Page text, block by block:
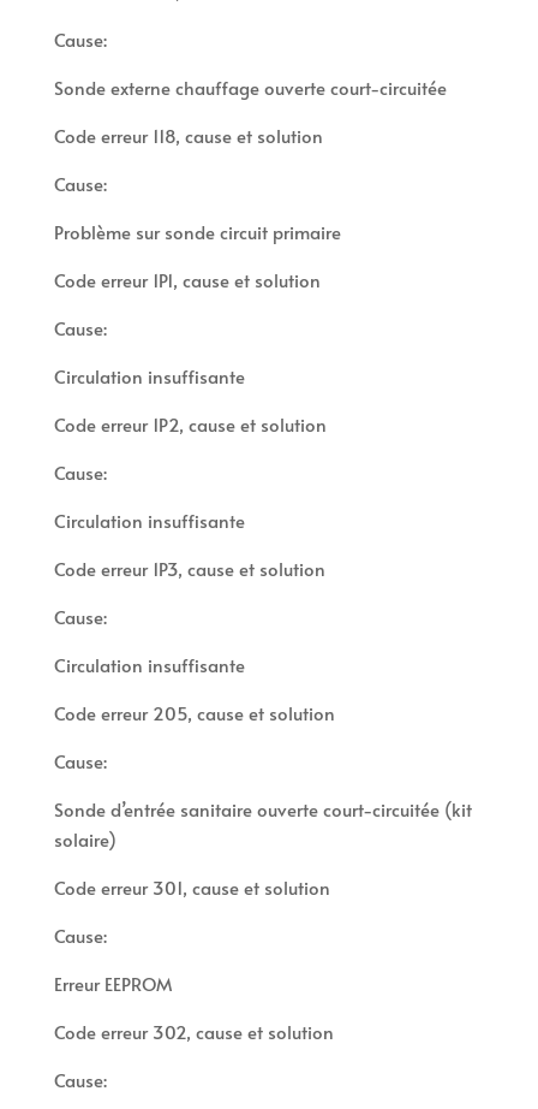
Cause:
Sonde externe chauffage ouverte court-circuitée
Code erreur 118, cause et solution
Cause:
Problème sur sonde circuit primaire
Code erreur 1P1, cause et solution
Cause:
Circulation insuffisante
Code erreur 1P2, cause et solution
Cause:
Circulation insuffisante
Code erreur 1P3, cause et solution
Cause:
Circulation insuffisante
Code erreur 205, cause et solution
Cause:
Sonde d’entrée sanitaire ouverte court-circuitée (kit
solaire)
Code erreur 301, cause et solution
Cause:
Erreur EEPROM
Code erreur 302, cause et solution
Cause: